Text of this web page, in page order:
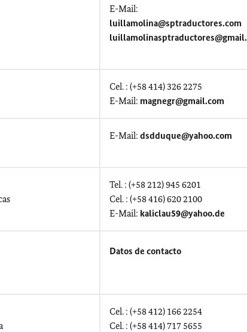
E-Mail:
luillamolina@sptraductores.com
Cel. : (+58 414) 326 2275
E-Mail: magnegr@gmail.com
E-Mail: dsdduque@yahoo.com
Tel. : (+58 212) 945 6201
Cel. : (+58 416) 620 2100
E-Mail: kaliclau59@yahoo.de
Datos de contacto
Cel. : (+58 412) 166 2254
Cel. : (+58 414) 717 5655